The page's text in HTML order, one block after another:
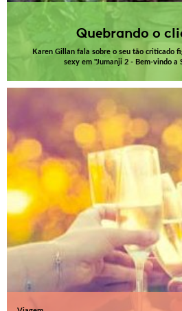
Quebrando o
Karen Gillan fala sobre o seu tão criticado
sexy em "Jumanji 2 - Bem-vindo a